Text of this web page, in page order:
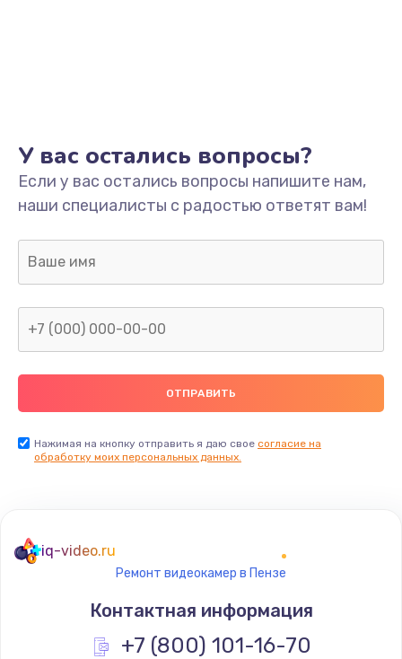
Замена стекла
990 руб.
Заказать
Замена датчика приближения
890 руб.
Заказать
Замена голосового динамика
490 руб.
Заказать
У вас остались вопросы?
Если у вас остались вопросы напишите нам,
наши специалисты с радостью ответят вам!
Нажимая на кнопку отправить я даю свое согласие на
обработку моих персональных данных.
iq-video.ru
Ремонт видеокамер в Пензе
Контактная информация
+7 (800) 101-16-70